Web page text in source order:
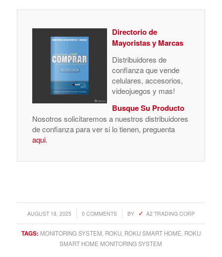
Directorio de
Mayoristas y Marcas
Distribuidores de
confianza que vende
celulares, accesorios,
videojuegos y mas!
Busque Su Producto
Nosotros solicitaremos a nuestros distribuidores
de confianza para ver si lo tienen, preguenta
aqui.
AUGUST 18, 2025
/ 0 COMMENTS
/ BY A2 TRADING CORP
TAGS: MONITORING SYSTEM ROKU, ROKU SMART HOME ROKU
SMART HOME MONITORING SYSTEM